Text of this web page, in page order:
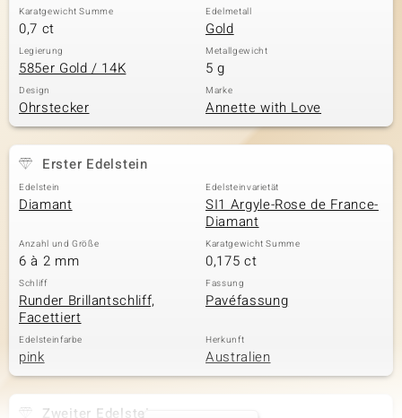
Karatgewicht Summe
0,7 ct
Edelmetall
Gold
Legierung
585er Gold / 14K
Metallgewicht
5 g
Design
Ohrstecker
Marke
Annette with Love
Erster Edelstein
Edelstein
Diamant
Edelsteinvarietät
SI1 Argyle-Rose de France-
Diamant
Anzahl und Größe
6 à 2 mm
Karatgewicht Summe
0,175 ct
Schliff
Runder Brillantschliff,
Facettiert
Fassung
Pavéfassung
Edelsteinfarbe
pink
Herkunft
Australien
Zweiter Edelstein